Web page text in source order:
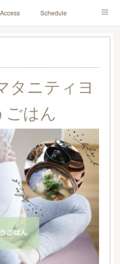
Schedule
Contact
タニティヨ
ごはん